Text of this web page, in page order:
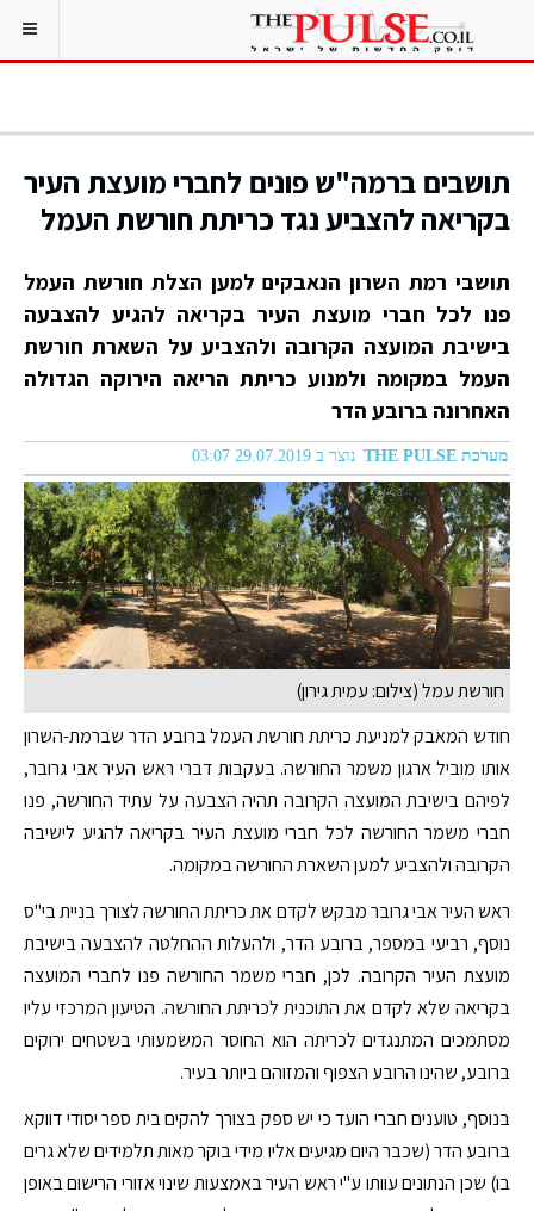
תושבים ברמה"ש פונים לחברי מועצת העיר
בקריאה להצביע נגד כריתת חורשת העמל
תושבי רמת השרון הנאבקים למען הצלת חורשת העמל
פנו לכל חברי מועצת העיר בקריאה להגיע להצבעה
בישיבת המועצה הקרובה ולהצביע על השארת חורשת
העמל במקומה ולמנוע כריתת הריאה הירוקה הגדולה
האחרונה ברובע הדר
מערכת THE PULSE נוצר ב 29.07.2019 03:07
חורשת עמל (צילום: עמית גירון)
חודש המאבק למניעת כריתת חורשת העמל ברובע הדר שברמת-השרון
אותו מוביל ארגון משמר החורשה. בעקבות דברי ראש העיר אבי גרובר,
לפיהם בישיבת המועצה הקרובה תהיה הצבעה על עתיד החורשה, פנו
חברי משמר החורשה לכל חברי מועצת העיר בקריאה להגיע לישיבה
הקרובה ולהצביע למען השארת החורשה במקומה.
ראש העיר אבי גרובר מבקש לקדם את כריתת החורשה לצורך בניית בי"ס
נוסף, רביעי במספר, ברובע הדר, ולהעלות ההחלטה להצבעה בישיבת
מועצת העיר הקרובה. לכן, חברי משמר החורשה פנו לחברי המועצה
בקריאה שלא לקדם את התוכנית לכריתת החורשה. הטיעון המרכזי עליו
מסתמכים המתנגדים לכריתה הוא החוסר המשמעותי בשטחים ירוקים
ברובע, שהינו הרובע הצפוף והמזוהם ביותר בעיר.
בנוסף, טוענים חברי הועד כי יש ספק בצורך להקים בית ספר יסודי דווקא
ברובע הדר (שכבר היום מגיעים אליו מידי בוקר מאות תלמידים שלא גרים
בו) שכן הנתונים עוותו ע"י ראש העיר באמצעות שינוי אזורי הרישום באופן